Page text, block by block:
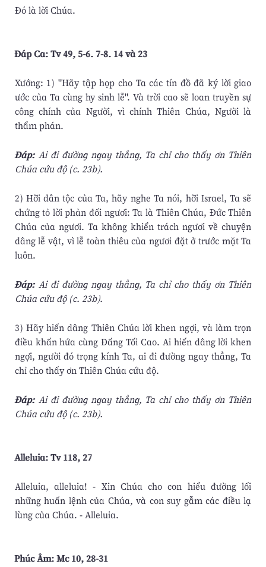
Ðó là lời Chúa.
Ðáp Ca: Tv 49, 5-6. 7-8. 14 và 23
Xướng: 1) "Hãy tập họp cho Ta các tín đồ đã ký lời giao
ước của Ta cùng hy sinh lễ". Và trời cao sẽ loan truyền sự
công chính của Người, vì chính Thiên Chúa, Người là
thẩm phán.
Ðáp:Ai đi đường ngay thẳng, Ta chỉ cho thấy ơn Thiên
Chúa cứu độ (c. 23b).
2) Hỡi dân tộc của Ta, hãy nghe Ta nói, hỡi Israel, Ta sẽ
chứng tỏ lời phản đối ngươi: Ta là Thiên Chúa, Ðức Thiên
Chúa của ngươi. Ta không khiển trách ngươi về chuyện
dâng lễ vật, vì lễ toàn thiêu của ngươi đặt ở trước mặt Ta
luôn.
Ðáp:Ai đi đường ngay thẳng, Ta chỉ cho thấy ơn Thiên
Chúa cứu độ (c. 23b).
3) Hãy hiến dâng Thiên Chúa lời khen ngợi, và làm trọn
điều khấn hứa cùng Ðấng Tối Cao. Ai hiến dâng lời khen
ngợi, người đó trọng kính Ta, ai đi đường ngay thẳng, Ta
chỉ cho thấy ơn Thiên Chúa cứu độ.
Ðáp:Ai đi đường ngay thẳng, Ta chỉ cho thấy ơn Thiên
Chúa cứu độ (c. 23b).
Alleluia: Tv 118, 27
Alleluia, alleluia! - Xin Chúa cho con hiểu đường lối
những huấn lệnh của Chúa, và con suy gẫm các điều lạ
lùng của Chúa. - Alleluia.
Phúc Âm: Mc 10, 28-31